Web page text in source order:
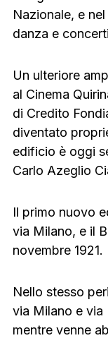
Nazionale, e
danza e
Un ulteriore
al Cinema
di Credito
diventato
edificio è oggi
Carlo Azeglio
Il primo nuovo
via Milano, e il
novembre 1921.
Nello stesso
via Milano e via
mentre venne